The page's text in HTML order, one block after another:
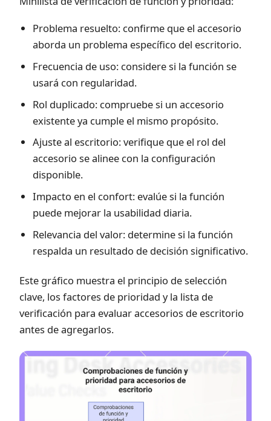
Problema resuelto: confirme que el accesorio
aborda un problema específico del escritorio.
Frecuencia de uso: considere si la función se
usará con regularidad.
Rol duplicado: compruebe si un accesorio
existente ya cumple el mismo propósito.
Ajuste al escritorio: verifique que el rol del
accesorio se alinee con la configuración
disponible.
Impacto en el confort: evalúe si la función
puede mejorar la usabilidad diaria.
Relevancia del valor: determine si la función
respalda un resultado de decisión significativo.
Este gráfico muestra el principio de selección
clave, los factores de prioridad y la lista de
verificación para evaluar accesorios de escritorio
antes de agregarlos.